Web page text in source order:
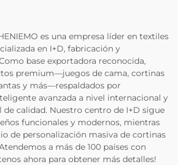
es una empresa líder en textiles
en I+D, fabricación y
base exportadora reconocida,
premium—juegos de cama, cortinas
y más—respaldados por
avanzada a nivel internacional y
calidad. Nuestro centro de I+D sigue
funcionales y modernos, mientras
de personalización masiva de cortinas
a más de 100 países con
ahora para obtener más detalles!